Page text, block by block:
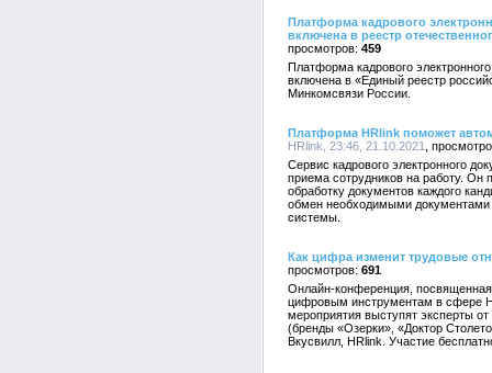
Платформа кадрового
включена в реестр
459
Платформа кадрового
включена в «Единый реестр
Минкомсвязи России.
Платформа HRlink поможет
HRlink, 23:46, 21.10.2021
Сервис кадрового электронного
приема сотрудников на работу. Он
обработку документов каждого
обмен необходимыми
системы.
Как цифра изменит трудовые
691
Онлайн-конференция,
цифровым инструментам в сфере
мероприятия выступят эксперты
(бренды «Озерки», «Доктор
Вкусвилл, HRlink. Участие